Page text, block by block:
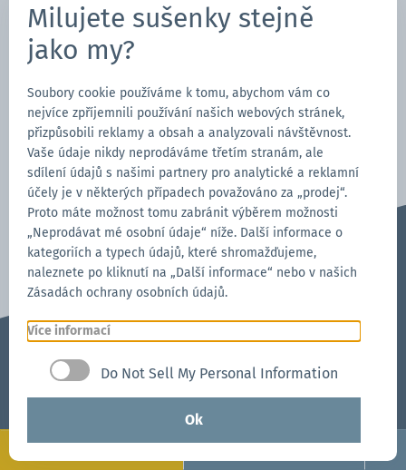
Zahradní stan
Viz. Článek
Otázky? Žádosti?
cz@zingerle.group
Milujete sušenky stejně
jako my?
Soubory cookie používáme k tomu, abychom vám co
nejvíce zpříjemnili používání našich webových stránek,
přizpůsobili reklamy a obsah a analyzovali návštěvnost.
Vaše údaje nikdy neprodáváme třetím stranám, ale
sdílení údajů s našimi partnery pro analytické a reklamní
účely je v některých případech považováno za „prodej“.
Proto máte možnost tomu zabránit výběrem možnosti
„Neprodávat mé osobní údaje“ níže. Další informace o
kategoriích a typech údajů, které shromažďujeme,
naleznete po kliknutí na „Další informace“ nebo v našich
Zásadách ochrany osobních údajů.
Více informací
Do Not Sell My Personal Information
Ok
Konfigurovat
Zažádat nyní